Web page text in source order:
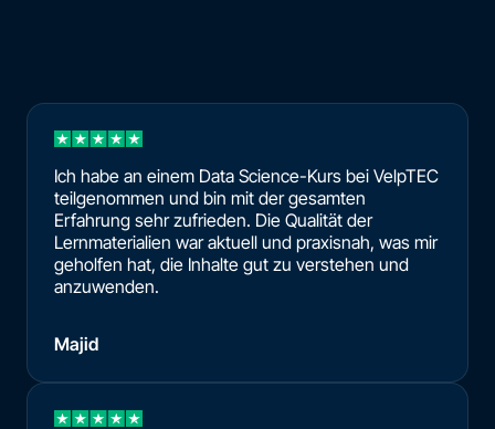
Ich habe an einem Data Science-Kurs bei VelpTEC
teilgenommen und bin mit der gesamten
Erfahrung sehr zufrieden. Die Qualität der
Lernmaterialien war aktuell und praxisnah, was mir
geholfen hat, die Inhalte gut zu verstehen und
anzuwenden.
Majid